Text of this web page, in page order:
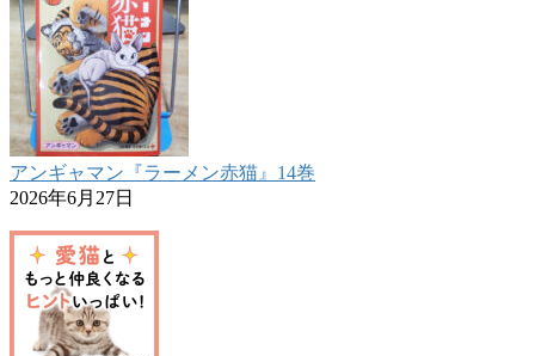
アンギャマン『ラーメン赤猫』14巻
2026年6月27日